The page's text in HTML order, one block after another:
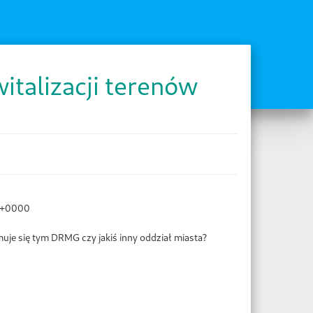
terenów
się tym DRMG czy jakiś inny oddział miasta?